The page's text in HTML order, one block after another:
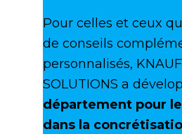
Pour celles et ceux
de conseils
personnalisés,
SOLUTIONS a
département pour
dans la